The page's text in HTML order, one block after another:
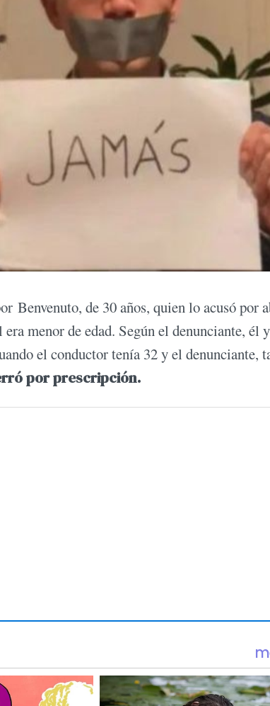
Benvenuto, de 30 años, quien lo acusó por
menor de edad. Según el denunciante, él y
el conductor tenía 32 y el denunciante,
por prescripción.